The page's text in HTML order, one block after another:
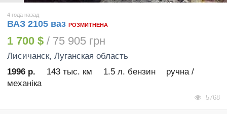
4 года назад
ВАЗ 2105 ваз РОЗМИТНЕНА
1 700 $ / 75 905 грн
Лисичанск, Луганская область
1996 р.
143 тыс. км 1.5 л. бензин
ручна /
механіка
5768